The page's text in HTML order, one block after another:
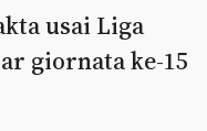
usai Liga
giornata ke-15